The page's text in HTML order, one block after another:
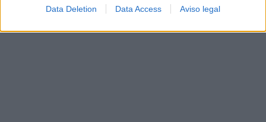
Data Deletion Data Access Aviso legal